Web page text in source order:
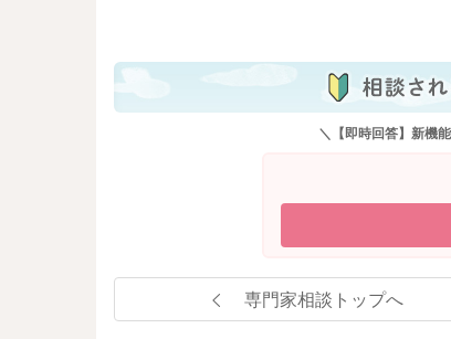
＼【即時回答】新機
専門家相談トップへ